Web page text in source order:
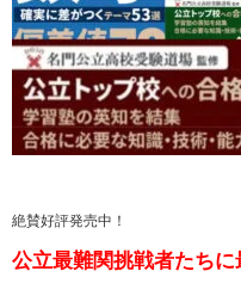
絶賛好評発売中！
公立最難関挑戦者たち